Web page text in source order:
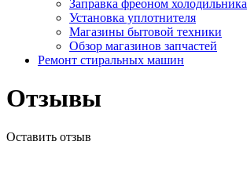
Заправка фреоном холодильника
Установка уплотнителя
Магазины бытовой техники
Обзор магазинов запчастей
Ремонт стиральных машин
Отзывы
Оставить отзыв